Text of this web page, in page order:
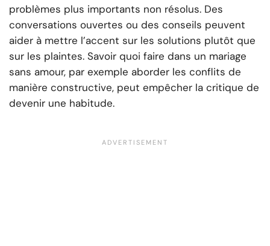
problèmes plus importants non résolus. Des
conversations ouvertes ou des conseils peuvent
aider à mettre l’accent sur les solutions plutôt que
sur les plaintes. Savoir quoi faire dans un mariage
sans amour, par exemple aborder les conflits de
manière constructive, peut empêcher la critique de
devenir une habitude.